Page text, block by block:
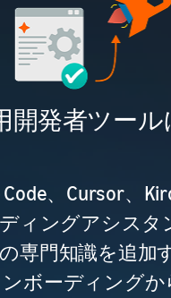
開発者ツー
Code、Cursor、
ィングアシスタ
の専門知識を追加
ボーディングか